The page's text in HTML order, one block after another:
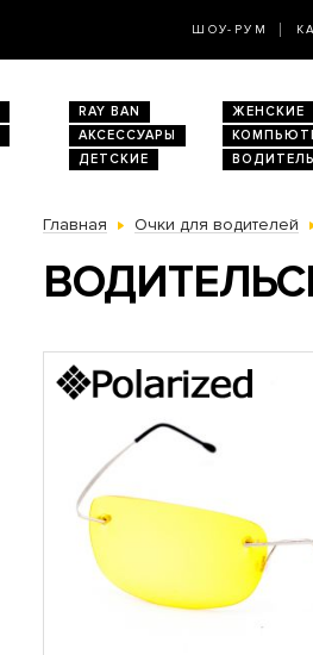
ШОУ-РУМ
RAY BAN
ЖЕНСКИЕ
АКСЕССУАРЫ
ДЕТСКИЕ
Главная Очки для водителей